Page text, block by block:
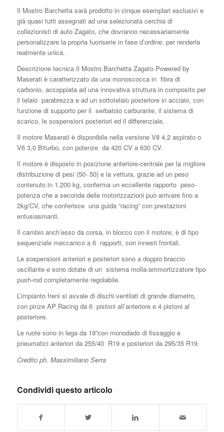
Il Mostro Barchetta sarà prodotto in cinque esemplari esclusivi e
già quasi tutti assegnati ad una selezionata cerchia di
collezionisti di auto Zagato, che dovranno necessariamente
personalizzare la propria fuoriserie in fase d’ordine, per renderla
realmente unica.
Descrizione tecnica Il Mostro Barchetta Zagato Powered by
Maserati è caratterizzato da una monoscocca in fibra di
carbonio, accoppiata ad una innovativa struttura in composito per
il telaio parabrezza e ad un sottotelaio posteriore in acciaio, con
funzione di supporto per il serbatoio carburante, il sistema di
scarico, le sospensioni posteriori ed il differenziale.
Il motore Maserati è disponibile nella versione V8 4,2 aspirato o
V6 3,0 Biturbo, con potenze da 420 CV a 630 CV.
Il motore è disposto in posizione anteriore-centrale per la migliore
distribuzione di pesi (50- 50) e la vettura, grazie ad un peso
contenuto in 1.200 kg, conferma un eccellente rapporto peso-
potenza che a seconda delle motorizzazioni può arrivare fino a
2kg/CV, che conferisce una guida “racing” con prestazioni
entusiasmanti.
Il cambio anch’esso da corsa, in blocco con il motore, è di tipo
sequenziale meccanico a 6 rapporti, con innesti frontali.
Le sospensioni anteriori e posteriori sono a doppio braccio
oscillante e sono dotate di un sistema molla-ammortizzatore tipo
push-rod completamente regolabile.
L’impianto freni si avvale di dischi ventilati di grande diametro,
con pinze AP Racing da 6 pistoni all’anteriore e 4 pistoni al
posteriore.
Le ruote sono in lega da 19”con monodado di fissaggio e
pneumatici anteriori da 255/40 R19 e posteriori da 295/35 R19.
Credito ph. Massimiliano Serra
Condividi questo articolo